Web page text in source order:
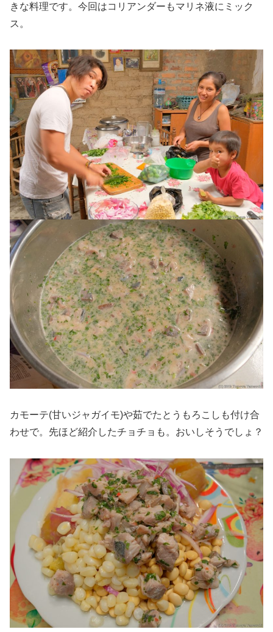
きな料理です。今回はコリアンダーもマリネ液にミック
ス。
カモーテ(甘いジャガイモ)や茹でたとうもろこしも付け合
わせで。先ほど紹介したチョチョも。おいしそうでしょ？